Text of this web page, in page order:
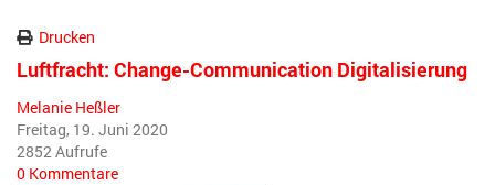
Drucken
Luftfracht: Change-Communication Digitalisierung
Melanie Heßler
Freitag, 19. Juni 2020
2852 Aufrufe
0 Kommentare